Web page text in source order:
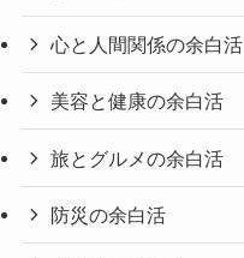
心と人間関係の余白活
美容と健康の余白活
旅とグルメの余白活
防災の余白活